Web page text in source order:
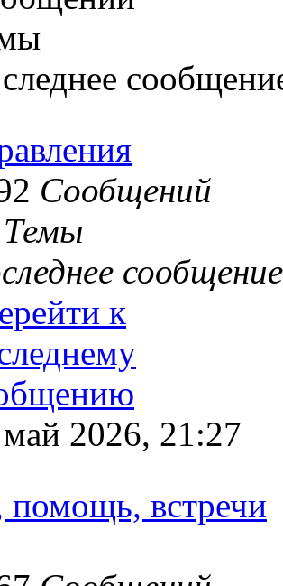
Сообщений
Темы
сообщение
2026, 21:27
помощь, встречи